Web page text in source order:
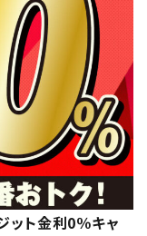
ット金利0％キャ